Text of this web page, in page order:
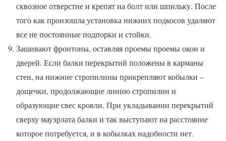
сквозное отверстие и крепят на болт или шпильку. После
того как произошла установка нижних подкосов удаляют
все не постоянные подпорки и стойки.
Зашивают фронтоны, оставляя проемы проемы окон и
дверей. Если балки перекрытий положены в карманы
стен, на нижние стропилины прикрепляют кобылки –
дощечки, продолжающие линию стропилин и
образующие свес кровли. При укладывании перекрытий
сверху мауэрлата балки и так выступают на расстояние
которое потребуется, и в кобылках надобности нет.